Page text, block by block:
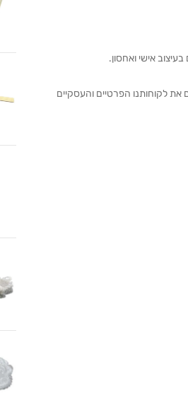
אישי ואחסון.
בצפון המשתרע על 800 מטרים, וממנו אנו משרתים את לקוחותנו הפרטיים והעסקיים